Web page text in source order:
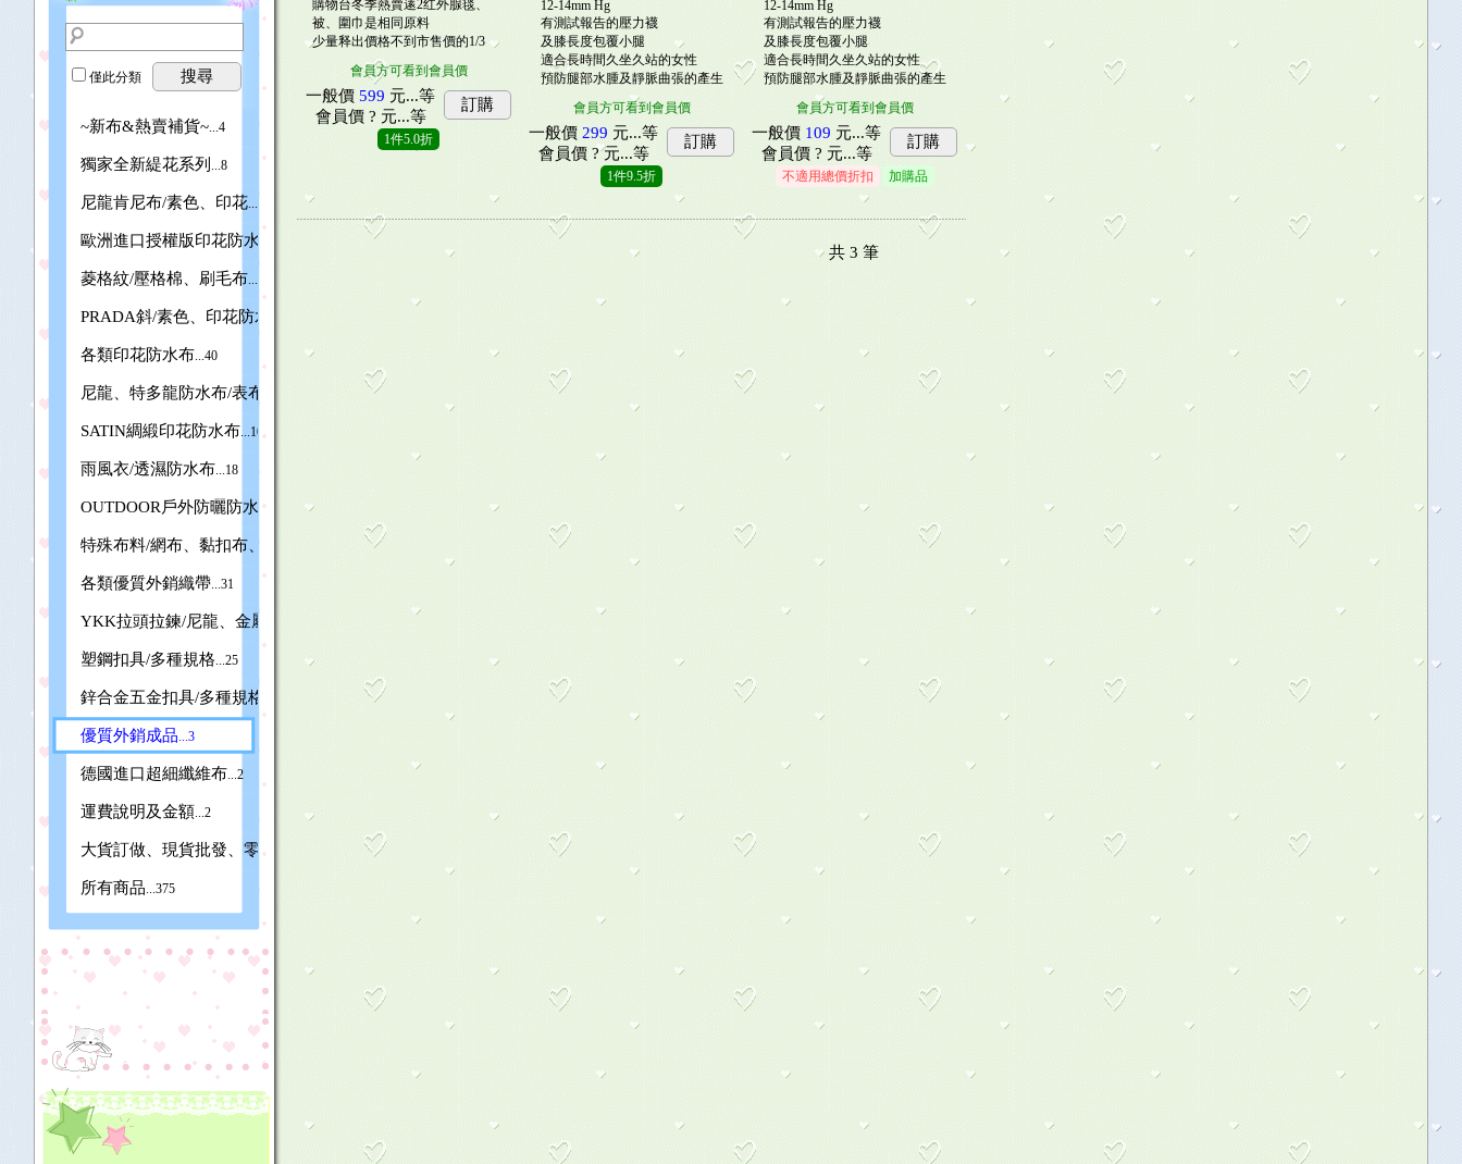
僅此分類 搜尋
~新布&熱賣補貨~...4
獨家全新緹花系列 ...8
尼龍肯尼布/素色、印花...106
歐洲進口授權版印花防水布
菱格紋/壓格棉、刷毛布...4
PRADA斜/素色、印花防水布
各類印花防水布...40
尼龍、特多龍防水布/表布、裡布
SATIN綢緞印花防水布...10
雨風衣/透濕防水布...18
OUTDOOR戶外防曬防水布
特殊布料/網布、黏扣布、棉帆布
各類優質外銷織帶...31
YKK拉頭拉鍊/尼龍、金屬、塑鋼
塑鋼扣具/多種規格...25
鋅合金五金扣具/多種規格
優質外銷成品...3
德國進口超細纖維布...2
運費說明及金額...2
大貨訂做、現貨批發、零碼或小瑕疵特賣)...2
所有商品...375
購物台冬季熱賣逺2红外腺毯、
被、圍巾是相同原料
少量释出價格不到市售價的1/3
會員方可看到會員價
一般價 599 元...等
會員價? 元...等
訂購
1件5.0折
12-14mm Hg
有測試報告的壓力襪
及膝長度包覆小腿
適合長時間久坐久站的女性
預防腿部水腫及靜脈曲張的產生
會員方可看到會員價
一般價 299 元...等
會員價? 元...等
訂購
1件9.5折
12-14mm Hg
有測試報告的壓力襪
及膝長度包覆小腿
適合長時間久坐久站的女性
預防腿部水腫及靜脈曲張的產生
會員方可看到會員價
一般價 109 元...等
會員價? 元...等
訂購
不適用總價折扣 加購品
共3 筆